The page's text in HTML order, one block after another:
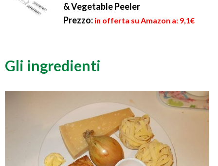
& Vegetable Peeler
Prezzo: in offerta su Amazon a: 9,1€
Gli ingredienti